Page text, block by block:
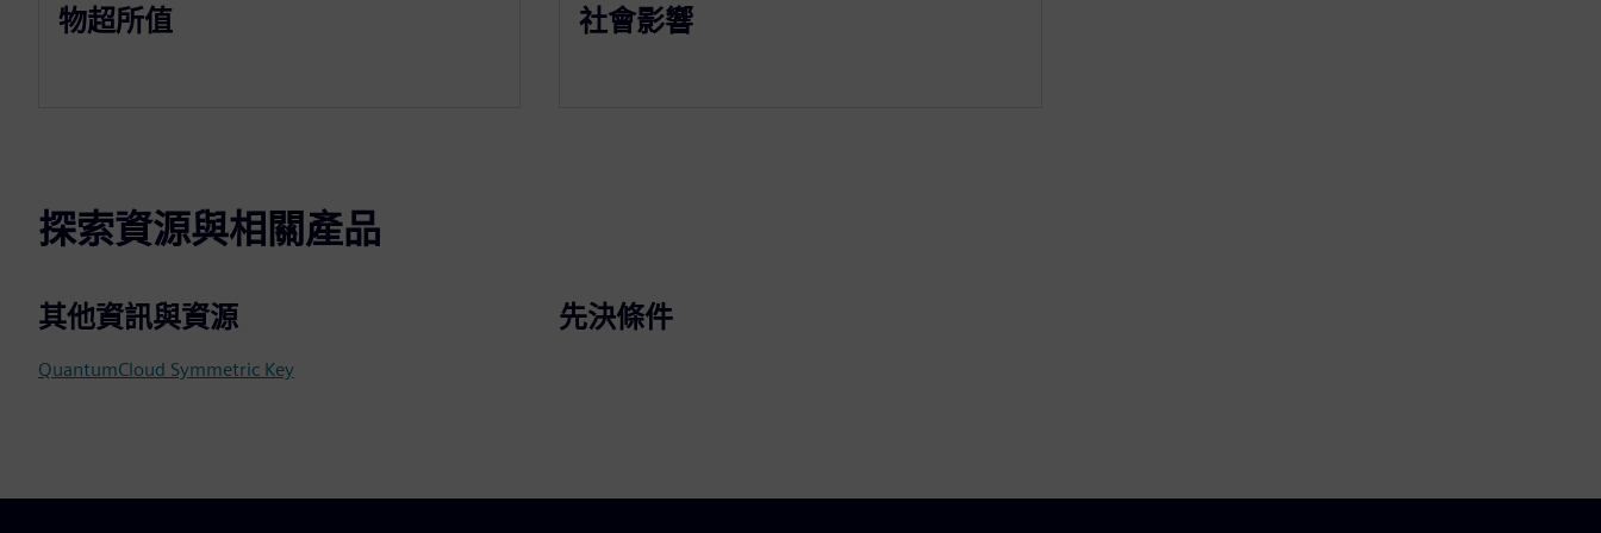
物超所值 社會影響
探索資源與相關產品
其他資訊與資源
QuantumCloud Symmetric Key
先決條件